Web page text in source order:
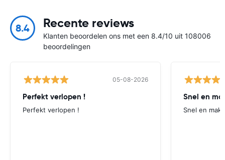
8.4 Recente reviews
Klanten beoordelen ons met een 8.4/10 uit 108006
beoordelingen
05-08-2026
Perfekt verlopen !
Perfekt verlopen !
Snel en
Snel en